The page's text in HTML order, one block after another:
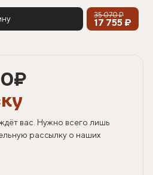
35 070 ₽
17 755 ₽
₽
вас. Нужно всего лишь
рассылку о наших